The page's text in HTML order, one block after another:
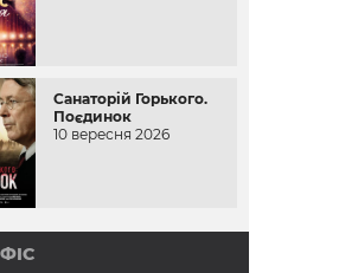
Санаторій Горького.
Поєдинок
10 вересня 2026